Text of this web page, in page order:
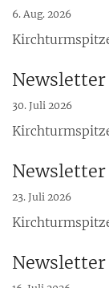
6. Aug. 2026
30. Juli 2026
23. Juli 2026